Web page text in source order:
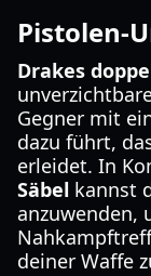
Pistolen-
Drakes
Gegner mit
dazu führt,
erleidet. In
Säbel kannst
anzuwenden,
deiner Waffe